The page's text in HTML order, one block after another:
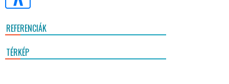
REFERENCIÁK
TÉRKÉP